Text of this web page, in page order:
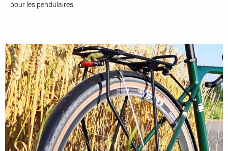
pour les pendulaires